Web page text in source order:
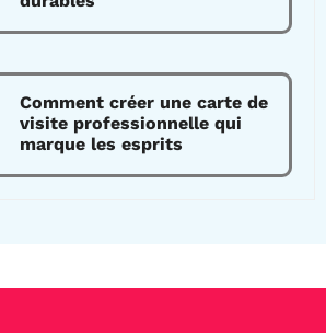
Comment créer une carte de
visite professionnelle qui
marque les esprits